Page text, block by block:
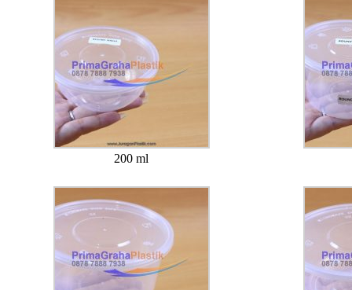
200 ml